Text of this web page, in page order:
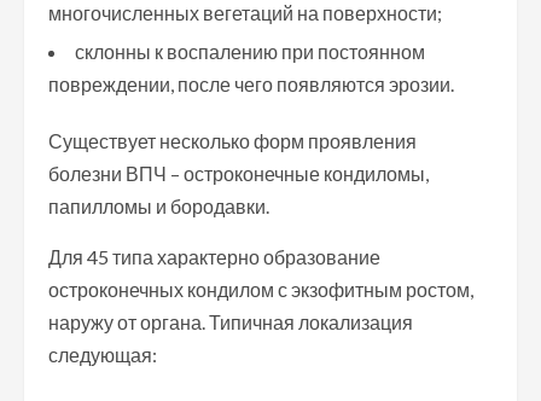
многочисленных вегетаций на поверхности;
склонны к воспалению при постоянном
повреждении, после чего появляются эрозии.
Существует несколько форм проявления
болезни ВПЧ – остроконечные кондиломы,
папилломы и бородавки.
Для 45 типа характерно образование
остроконечных кондилом с экзофитным ростом,
наружу от органа. Типичная локализация
следующая: